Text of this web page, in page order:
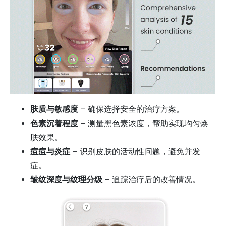
肤质与敏感度 – 确保选择安全的治疗方案。
色素沉着程度 – 测量黑色素浓度，帮助实现均匀焕
肤效果。
痘痘与炎症 – 识别皮肤的活动性问题，避免并发
症。
皱纹深度与纹理分级 – 追踪治疗后的改善情况。